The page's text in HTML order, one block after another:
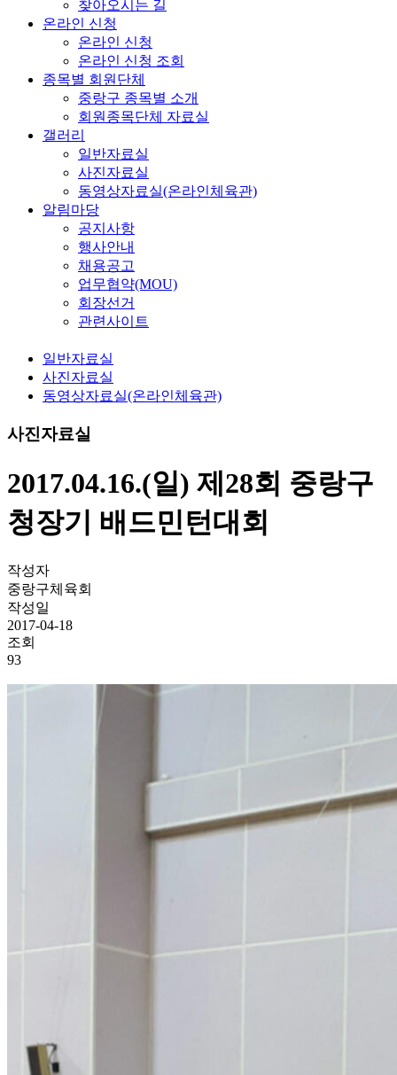
찾아오시는 길
온라인 신청
온라인 신청
온라인 신청 조회
종목별 회원단체
중랑구 종목별 소개
회원종목단체 자료실
갤러리
일반자료실
사진자료실
동영상자료실(온라인체육관)
알림마당
공지사항
행사안내
채용공고
업무협약(MOU)
회장선거
관련사이트
일반자료실
사진자료실
동영상자료실(온라인체육관)
사진자료실
2017.04.16.(일) 제28회 중랑구
청장기 배드민턴대회
작성자
중랑구체육회
작성일
2017-04-18
조회
93